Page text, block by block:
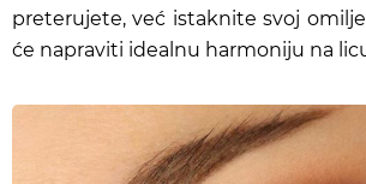
preterujete, već istaknite svoj
će napraviti idealnu harmoniju na